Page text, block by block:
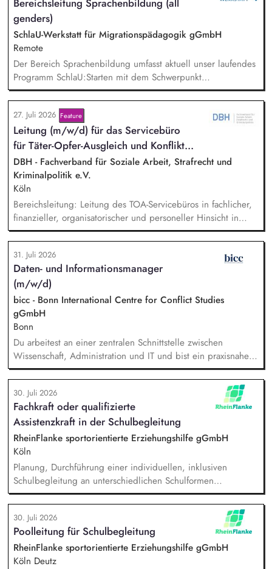
Bereichen Lesen lernen, Mehrsprachigkeitsbewusstsein und
Alphabetisierung in der Grundschule.
Bereichsleitung Sprachenbildung (all
genders)
SchlaU-Werkstatt für Migrationspädagogik gGmbH
Remote
Der Bereich Sprachenbildung umfasst aktuell unser laufendes
Programm SchlaU:Starten mit dem Schwerpunkt
"Alphabetisierung in DaZ für die Grundschule" sowie
zukünftig weitere auf Unterrichtsmaterial bezogene Projekte
mit den Schwerpunkten sprachensensibles und
rassismuskritisches Deutschlernen von der Grundschule bis in
die Berufliche Bildung. Der Bereich Sprachenbildung
entwickelt in seinen Projekten dazu zielgruppengerechte und
innovative Unterrichtsmaterialien und begleitet pädagogische
Fachkräfte mit daran angeschlossenen
Weiterbildungsangeboten online wie offline.
27. Juli 2026 Feature
Lei­tung (m/w/d) für das Servicebüro
für Tä­ter-Op­fer-Aus­gleich und Kon­flikt­...
DBH - Fachverband für Soziale Arbeit, Strafrecht und
Kriminalpolitik e.V.
Köln
Bereichsleitung: Leitung des TOA-Servicebüros in fachlicher,
finanzieller, organisatorischer und personeller Hinsicht in
Abstimmung mit der Geschäftsführung. Teamführung:
Personalverantwortung für zwei Mitarbeitende. Strategische
Organisationsentwicklung: Sie verantworten die strategische
und organisatorische Weiterentwicklung des TOA-
Servicebüros in den Bereichen Fortbildung, Information und
Qualitätssicherung. Projektmanagement: Verantwortliche
Planung, Budgetierung und Projektcontrolling im Rahmen
von öffentlichen Zuwendungen.
31. Juli 2026
Daten- und Informationsmanager
(m/w/d)
bicc - Bonn International Centre for Conflict Studies
gGmbH
Bonn
Du arbeitest an einer zentralen Schnittstelle zwischen
Wissenschaft, Administration und IT und bist ein praxisnaher
Allrounder in den verschiedenen Themenbereichen. In dieser
Rolle betreust Du unsere Bibliothek, entwickelst unser
Forschungsinformationssystem (FIS) und das institutionelle
Forschungsdatenmanagement (FDM) weiter. Du sicherst die
Qualität und Nachvollziehbarkeit von
Forschungsinformationen und unterstützt durch Analysen,
Kennzahlen und Berichte die strategische Steuerung des
Instituts.
30. Juli 2026
Fachkraft oder qualifizierte
Assistenzkraft in der Schulbegleitung
RheinFlanke sportorientierte Erziehungshilfe gGmbH
Köln
Planung, Durchführung einer individuellen, inklusiven
Schulbegleitung an unterschiedlichen Schulformen
(Grundschulen und weiterführenden Schulen), individuelle
Unterstützung eines:einer Schüler:in im Unterricht und in den
Pausenzeiten, Beziehungs- und Vertrauensarbeit,
gemeinsames Erarbeiten von Methoden und Strategien mit
den Lehrer:innen und Sonderpädagog:innen, um
Selbstständigkeit und Teilhabe zu fördern.
30. Juli 2026
Poolleitung für Schulbegleitung
RheinFlanke sportorientierte Erziehungshilfe gGmbH
Köln Deutz